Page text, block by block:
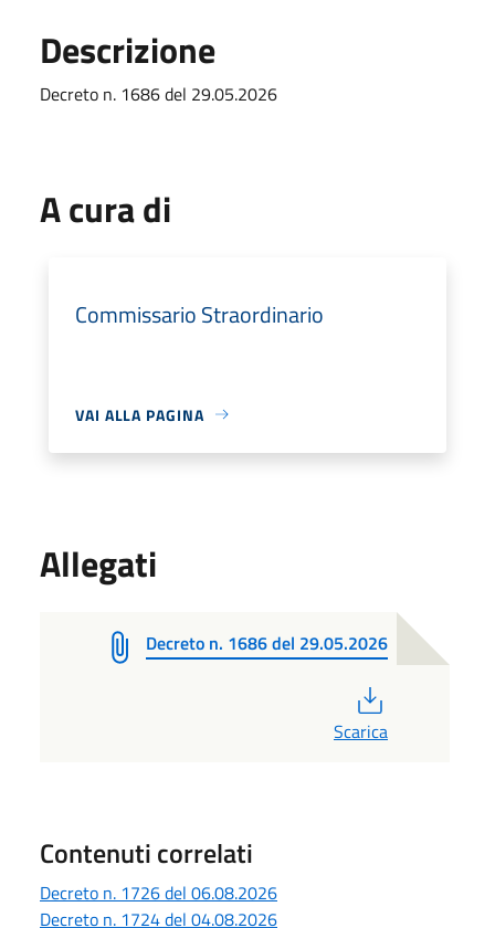
Descrizione
Decreto n. 1686 del 29.05.2026
A cura di
Commissario Straordinario
VAI ALLA PAGINA
Allegati
Decreto n. 1686 del 29.05.2026
Scarica
Contenuti correlati
Decreto n. 1726 del 06.08.2026
Decreto n. 1724 del 04.08.2026